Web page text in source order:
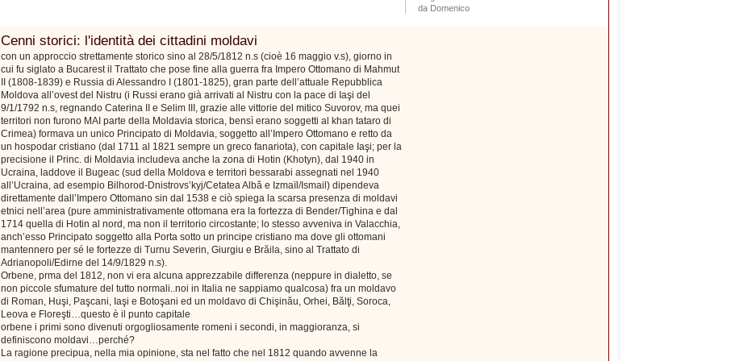
da Domenico
Cenni storici: l'identità dei cittadini moldavi
con un approccio strettamente storico sino al 28/5/1812 n.s (cioè 16 maggio v.s), giorno in
cui fu siglato a Bucarest il Trattato che pose fine alla guerra fra Impero Ottomano di Mahmut
II (1808-1839) e Russia di Alessandro I (1801-1825), gran parte dell’attuale Repubblica
Moldova all’ovest del Nistru (i Russi erano già arrivati al Nistru con la pace di Iaşi del
9/1/1792 n.s, regnando Caterina II e Selim III, grazie alle vittorie del mitico Suvorov, ma quei
territori non furono MAI parte della Moldavia storica, bensì erano soggetti al khan tataro di
Crimea) formava un unico Principato di Moldavia, soggetto all’Impero Ottomano e retto da
un hospodar cristiano (dal 1711 al 1821 sempre un greco fanariota), con capitale Iaşi; per la
precisione il Princ. di Moldavia includeva anche la zona di Hotin (Khotyn), dal 1940 in
Ucraina, laddove il Bugeac (sud della Moldova e territori bessarabi assegnati nel 1940
all’Ucraina, ad esempio Bilhorod-Dnistrovs’kyj/Cetatea Albă e Izmaïl/Ismail) dipendeva
direttamente dall’Impero Ottomano sin dal 1538 e ciò spiega la scarsa presenza di moldavi
etnici nell’area (pure amministrativamente ottomana era la fortezza di Bender/Tighina e dal
1714 quella di Hotin al nord, ma non il territorio circostante; lo stesso avveniva in Valacchia,
anch’esso Principato soggetto alla Porta sotto un principe cristiano ma dove gli ottomani
mantennero per sé le fortezze di Turnu Severin, Giurgiu e Brăila, sino al Trattato di
Adrianopoli/Edirne del 14/9/1829 n.s).
Orbene, prma del 1812, non vi era alcuna apprezzabile differenza (neppure in dialetto, se
non piccole sfumature del tutto normali..noi in Italia ne sappiamo qualcosa) fra un moldavo
di Roman, Huşi, Paşcani, Iaşi e Botoşani ed un moldavo di Chişinău, Orhei, Bălţi, Soroca,
Leova e Floreşti…questo è il punto capitale
orbene i primi sono divenuti orgogliosamente romeni i secondi, in maggioranza, si
definiscono moldavi…perché?
La ragione precipua, nella mia opinione, sta nel fatto che nel 1812 quando avvenne la